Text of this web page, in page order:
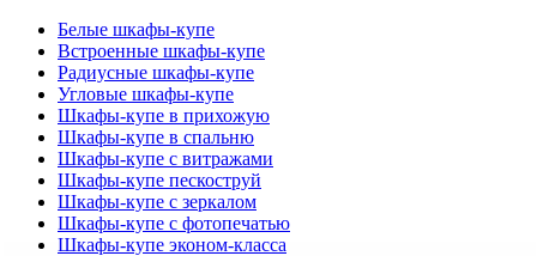
Белые шкафы-купе
Встроенные шкафы-купе
Радиусные шкафы-купе
Угловые шкафы-купе
Шкафы-купе в прихожую
Шкафы-купе в спальню
Шкафы-купе с витражами
Шкафы-купе пескоструй
Шкафы-купе с зеркалом
Шкафы-купе с фотопечатью
Шкафы-купе эконом-класса